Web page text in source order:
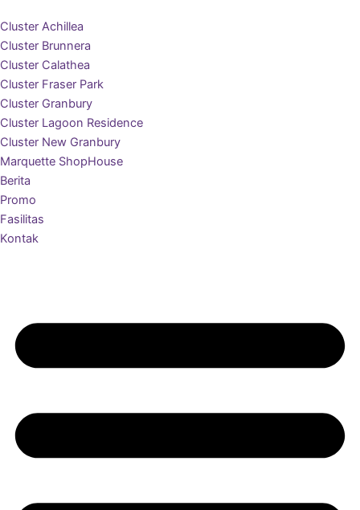
Cluster Achillea
Cluster Brunnera
Cluster Calathea
Cluster Fraser Park
Cluster Granbury
Cluster Lagoon Residence
Cluster New Granbury
Marquette ShopHouse
Berita
Promo
Fasilitas
Kontak